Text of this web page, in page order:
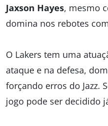
Jaxson Hayes, mesmo
domina nos rebotes
O Lakers tem uma
ataque e na defesa,
forçando erros do Jazz.
jogo pode ser decidido